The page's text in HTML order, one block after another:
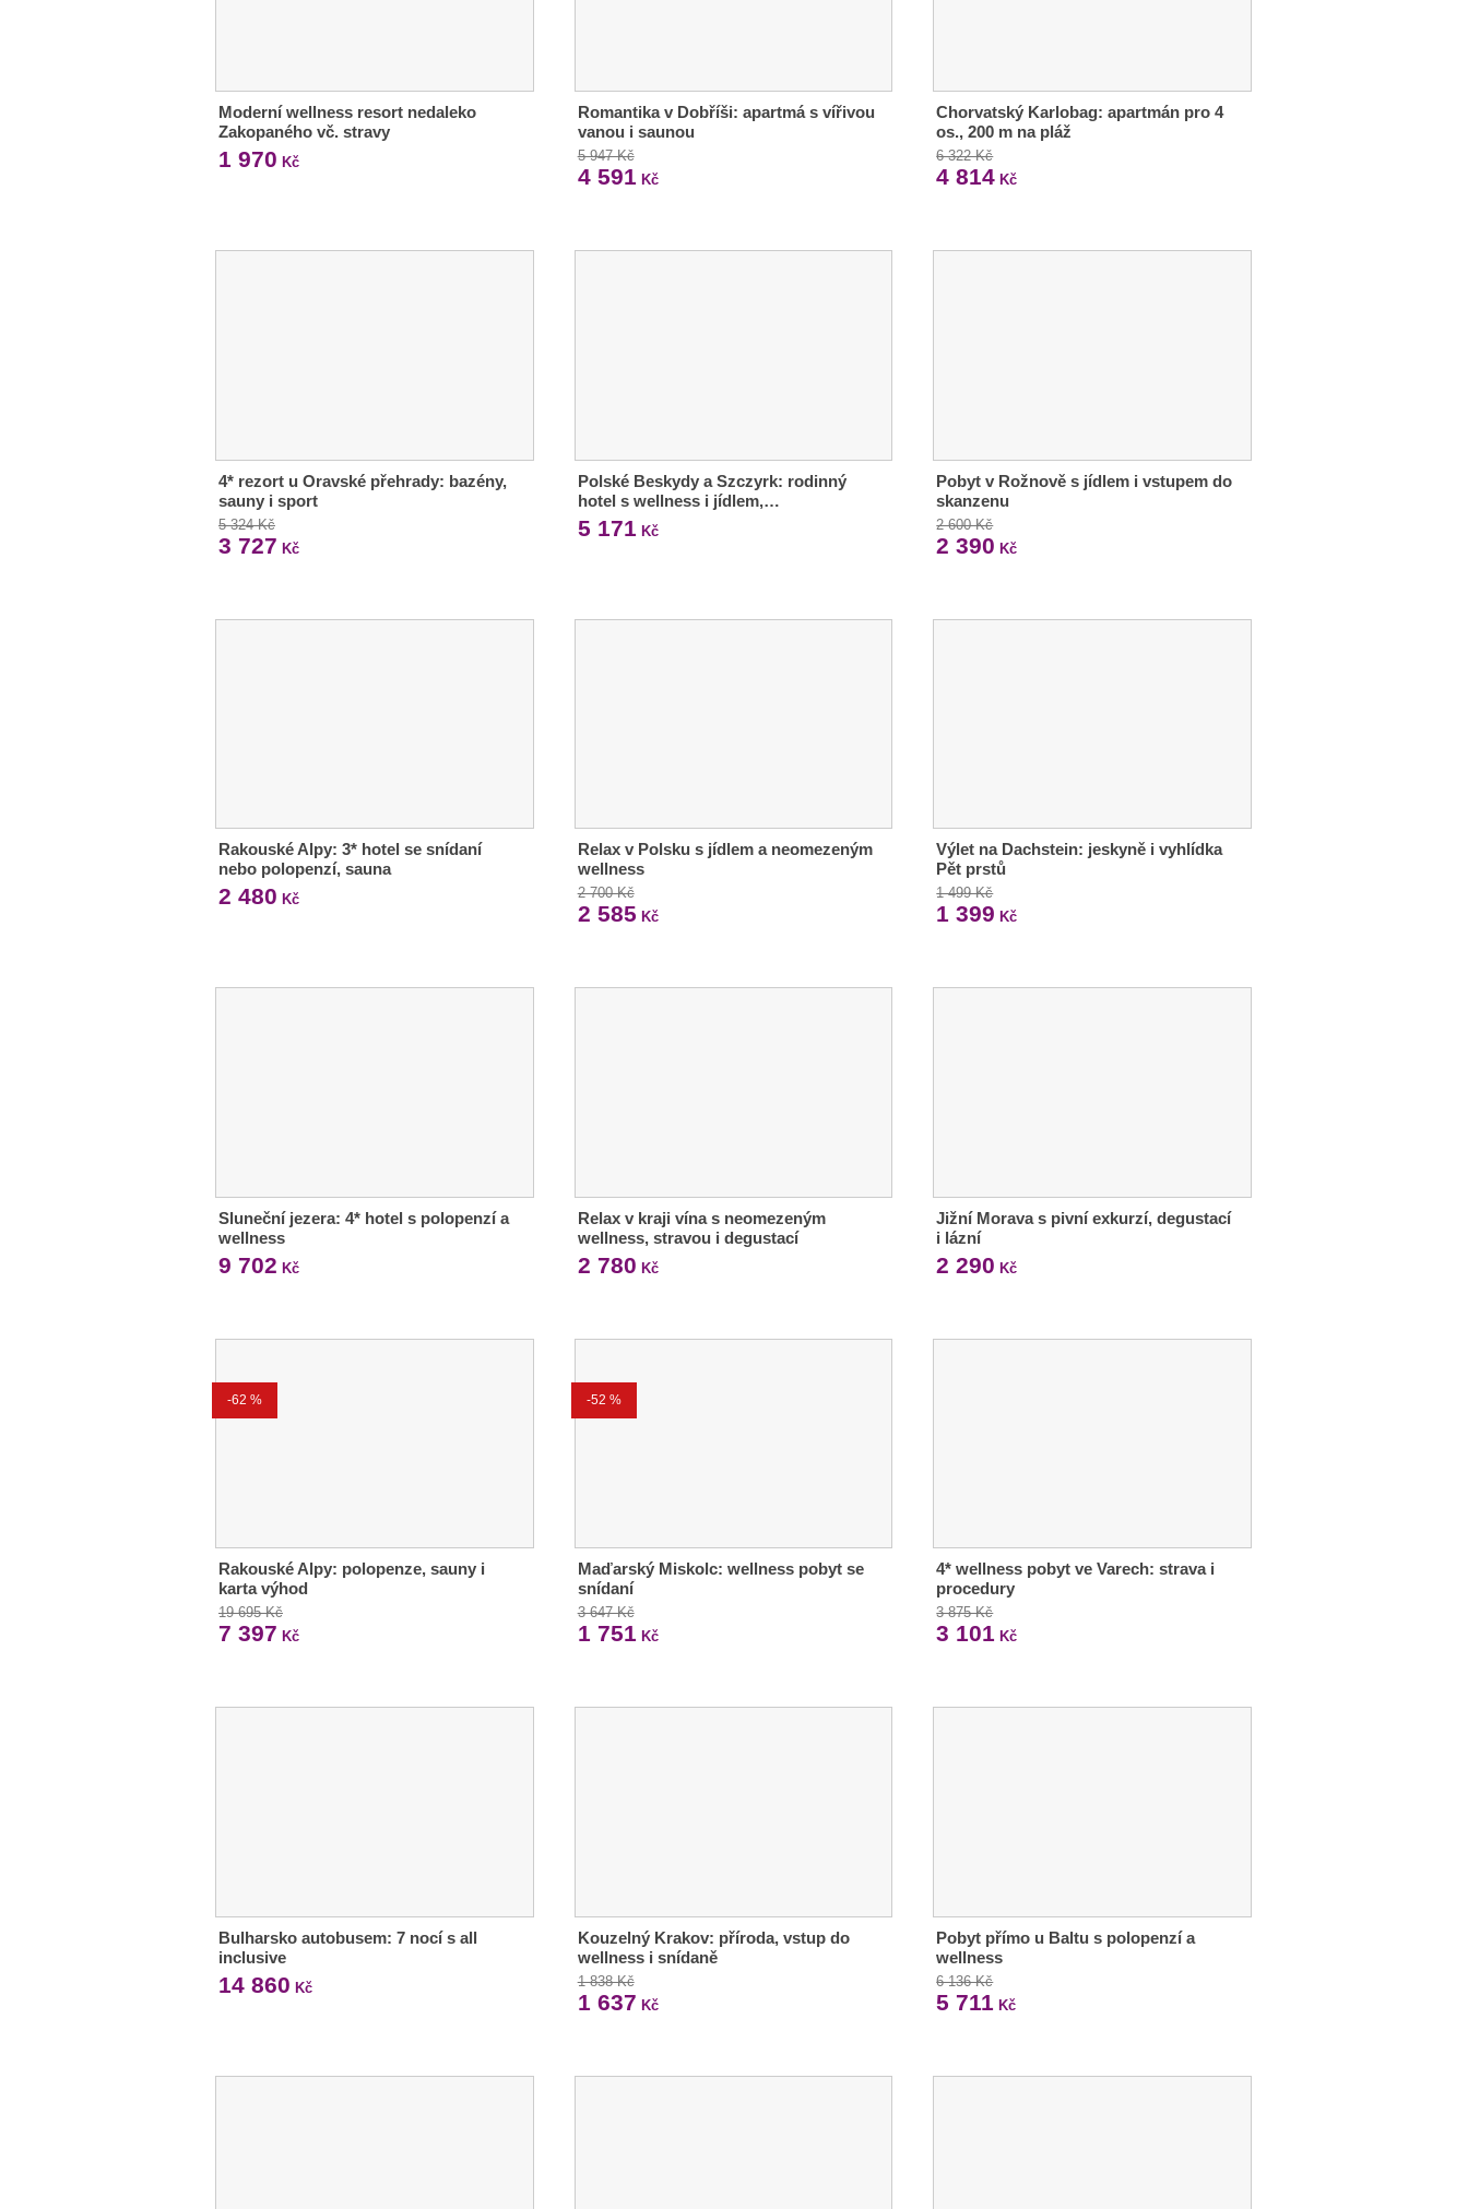
Moderní wellness resort nedaleko
Zakopaného vč. stravy
1 970 Kč
Romantika v Dobříši: apartmá s vířivou
vanou i saunou
5 947 Kč
4 591 Kč
Chorvatský Karlobag: apartmán pro 4
os., 200 m na pláž
6 322 Kč
4 814 Kč
4* rezort u Oravské přehrady: bazény,
sauny i sport
5 324 Kč
3 727 Kč
Polské Beskydy a Szczyrk: rodinný
hotel s wellness i jídlem,…
5 171 Kč
Pobyt v Rožnově s jídlem i vstupem do
skanzenu
2 600 Kč
2 390 Kč
Rakouské Alpy: 3* hotel se snídaní
nebo polopenzí, sauna
2 480 Kč
Relax v Polsku s jídlem a neomezeným
wellness
2 700 Kč
2 585 Kč
Výlet na Dachstein: jeskyně i vyhlídka
Pět prstů
1 499 Kč
1 399 Kč
Sluneční jezera: 4* hotel s polopenzí a
wellness
9 702 Kč
Relax v kraji vína s neomezeným
wellness, stravou i degustací
2 780 Kč
Jižní Morava s pivní exkurzí, degustací
i lázní
2 290 Kč
-62 %
Rakouské Alpy: polopenze, sauny i
karta výhod
19 695 Kč
7 397 Kč
-52 %
Maďarský Miskolc: wellness pobyt se
snídaní
3 647 Kč
1 751 Kč
4* wellness pobyt ve Varech: strava i
procedury
3 875 Kč
3 101 Kč
Bulharsko autobusem: 7 nocí s all
inclusive
14 860 Kč
Kouzelný Krakov: příroda, vstup do
wellness i snídaně
1 838 Kč
1 637 Kč
Pobyt přímo u Baltu s polopenzí a
wellness
6 136 Kč
5 711 Kč